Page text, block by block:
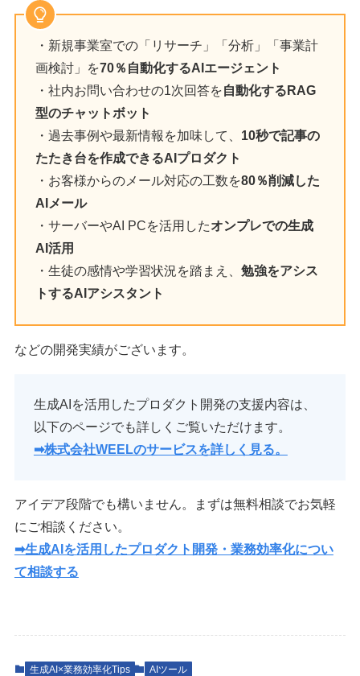
・新規事業室での「リサーチ」「分析」「事業計
画検討」を70％自動化するAIエージェント
・社内お問い合わせの1次回答を自動化するRAG
型のチャットボット
・過去事例や最新情報を加味して、 10秒で記事の
たたき台を作成できるAIプロダクト
・お客様からのメール対応の工数を80％削減した
AIメール
・サーバーやAI PCを活用したオンプレでの生成
AI活用
・生徒の感情や学習状況を踏まえ、 勉強をアシス
トするAIアシスタント
などの開発実績がございます。
生成AIを活用したプロダクト開発の支援内容は、
以下のページでも詳しくご覧いただけます。
➡︎株式会社WEELのサービスを詳しく見る。
アイデア段階でも構いません。まずは無料相談でお気軽
にご相談ください。
➡︎生成AIを活用したプロダクト開発・業務効率化につい
て相談する
生成AI×業務効率化Tips AIツール